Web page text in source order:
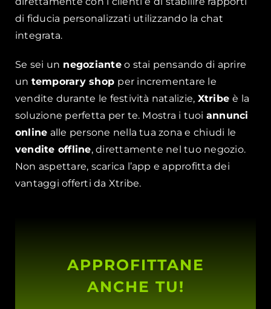
di fiducia personalizzati utilizzando la chat
integrata.
Se sei un negozianteo stai pensando di aprire
un temporary shop per incrementare le
vendite durante le festività natalizie, Xtribeè la
soluzione perfetta per te. Mostra i tuoi annunci
online alle persone nella tua zona e chiudi le
vendite offline, direttamente nel tuo negozio.
Non aspettare, scarica l’app e approfitta dei
vantaggi offerti da Xtribe.
APPROFITTANE
ANCHE TU!